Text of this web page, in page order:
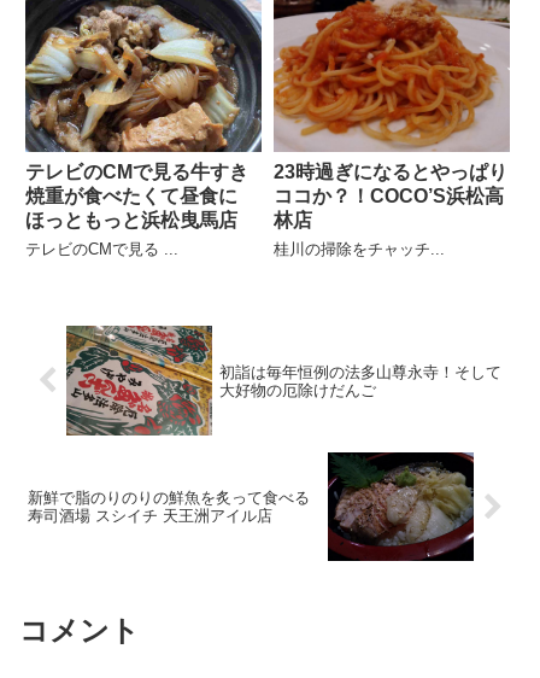
テレビのCMで見る牛すき
焼重が食べたくて昼食に
ほっともっと浜松曳馬店
テレビのCMで見る ...
23時過ぎになるとやっぱり
ココか？！COCO’S浜松高
林店
桂川の掃除をチャッチ...
初詣は毎年恒例の法多山尊永寺！そして
大好物の厄除けだんご
新鮮で脂のりのりの鮮魚を炙って食べる
寿司酒場 スシイチ 天王洲アイル店
コメント